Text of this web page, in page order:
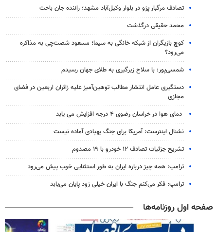
تصادف مرگبار پژو در بلوار وکیل‌آباد مشهد؛ راننده جان باخت
محمد حقیقی درگذشت
کوچ بازیگران از شبکه خانگی به سیما؛ مسعود شصت‌چی به مذاکره
می‌رود؟
شمسی‌پور: با سلاح زیرگیری به طلای جهان رسیدم
دستگیری عامل انتشار مطالب توهین‌آمیز علیه زائران اربعین در فضای
مجازی
دمای هوا در خراسان رضوی ۴ درجه افزایش می یابد
نشنال اینترست: آمریکا برای جنگ پهپادی آماده نیست
تشریح جزئیات تصادف ۱۲ خودرو با ۱۹ مصدوم
ترامپ: همه چیز درباره ایران به طور استثنایی خوب پیش می‌رود
ترامپ: فکر می‌کنم جنگ با ایران خیلی زود پایان می‌یابد
صفحه اول روزنامه‌ها